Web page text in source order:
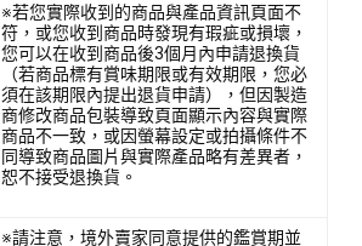
※若您實際收到的商品與產品資訊頁面不
符，或您收到商品時發現有瑕疵或損壞，
您可以在收到商品後3個月內申請退換貨
（若商品標有賞味期限或有效期限，您必
須在該期限內提出退貨申請），但因製造
商修改商品包裝導致頁面顯示內容與實際
商品不一致，或因螢幕設定或拍攝條件不
同導致商品圖片與實際產品略有差異者，
恕不接受退換貨。
※請注意，境外賣家同意提供的鑑賞期並